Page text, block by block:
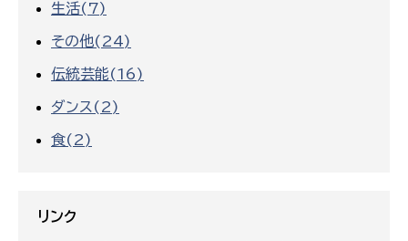
生活(7)
その他(24)
伝統芸能(16)
ダンス(2)
食(2)
リンク